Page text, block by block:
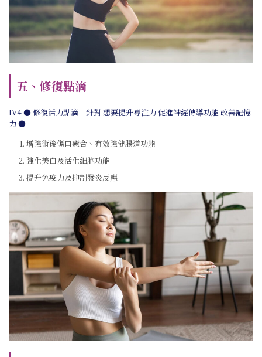
五、修復點滴
IV4 ● 修復活力點滴｜針對 想要提升專注力 促進神經傳導功能 改善記憶
力 ●
增強術後傷口癒合、有效強健腸道功能
強化美白及活化細胞功能
提升免疫力及抑制發炎反應